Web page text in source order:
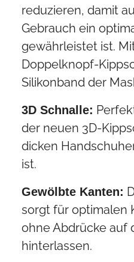
reduzieren, damit
Gebrauch ein
gewährleistet ist.
Doppelknopf-
Silikonband der
3D Schnalle:
der neuen 3D-
dicken
ist.
Gewölbte Kanten:
sorgt für optimalen
ohne Abdrücke auf
hinterlassen.